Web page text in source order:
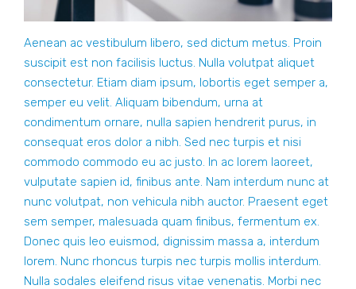
Aenean ac vestibulum libero, sed dictum metus. Proin
suscipit est non facilisis luctus. Nulla volutpat aliquet
consectetur. Etiam diam ipsum, lobortis eget semper a,
semper eu velit. Aliquam bibendum, urna at
condimentum ornare, nulla sapien hendrerit purus, in
consequat eros dolor a nibh. Sed nec turpis et nisi
commodo commodo eu ac justo. In ac lorem laoreet,
vulputate sapien id, finibus ante. Nam interdum nunc at
nunc volutpat, non vehicula nibh auctor. Praesent eget
sem semper, malesuada quam finibus, fermentum ex.
Donec quis leo euismod, dignissim massa a, interdum
lorem. Nunc rhoncus turpis nec turpis mollis interdum.
Nulla sodales eleifend risus vitae venenatis. Morbi nec